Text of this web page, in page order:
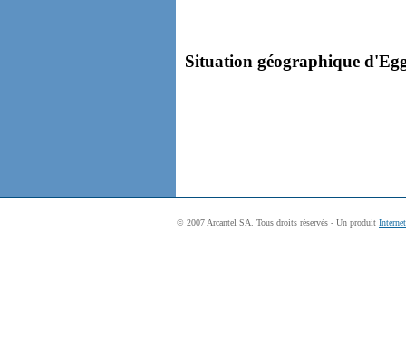
Situation géographique
© 2007 Arcantel SA. Tous droits réservés - Un produit